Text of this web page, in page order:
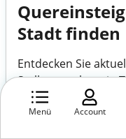
Stadt finden
Entdecken Sie
Stellenangebote in
Finden Sie Ihren
Ihrer zentralen
Menü Account